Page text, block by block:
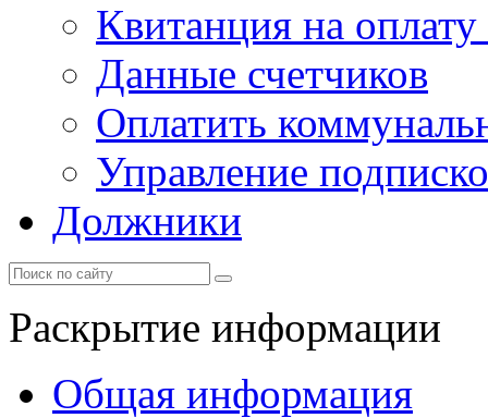
Квитанция на
Данные счетчиков
Оплатить
Управление
Должники
Раскрытие информации
Общая информация